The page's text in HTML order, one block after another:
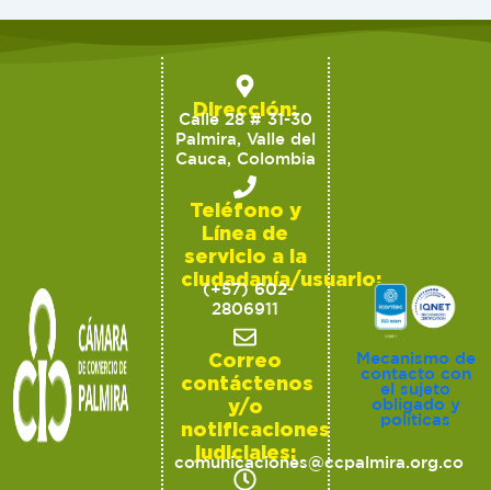
Dirección:
Calle 28 # 31-30
Palmira, Valle del
Cauca, Colombia
Teléfono y
Línea de
servicio a la
ciudadanía/usuario:
(+57) 602-
2806911
Correo
contáctenos
y/o
notificaciones
judiciales:
comunicaciones@ccpalmira.org.co
Mecanismo de
contacto con
el sujeto
obligado y
políticas